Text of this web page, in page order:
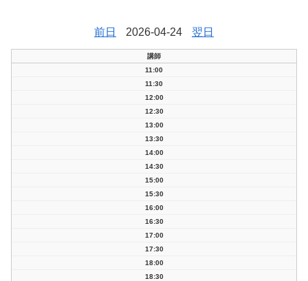
前日 2026-04-24 翌日
講師
11:00
11:30
12:00
12:30
13:00
13:30
14:00
14:30
15:00
15:30
16:00
16:30
17:00
17:30
18:00
18:30